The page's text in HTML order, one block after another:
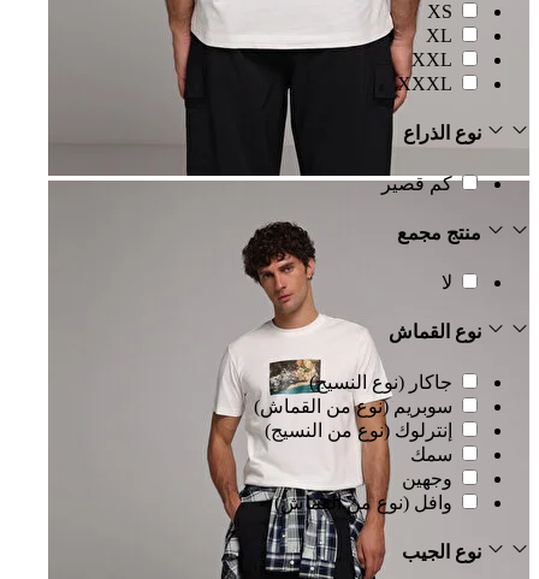
XS
XL
XXL
XXXL
نوع الذراع
كم قصير
منتج مجمع
لا
نوع القماش
جاكار (نوع النسيج)
سوبريم (نوع من القماش)
إنترلوك (نوع من النسيج)
سمك
وجهين
وافل (نوع من القماش)
نوع الجيب